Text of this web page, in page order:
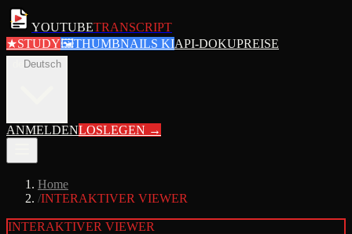
YOUTUBETRANSCRIPT
★STUDY🖼THUMBNAILS KIAPI-DOKUPREISE
Deutsch
ANMELDENLOSLEGEN →
Home
/INTERAKTIVER VIEWER
INTERAKTIVER VIEWER